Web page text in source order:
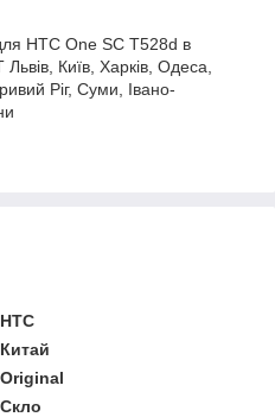
HTC One SC T528d в
Київ, Харків, Одеса,
Ріг, Суми, Івано-
HTC
Китай
Original
Скло